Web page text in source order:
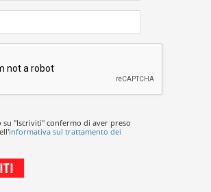
su "Iscriviti" confermo di aver preso
informativa sul trattamento dei